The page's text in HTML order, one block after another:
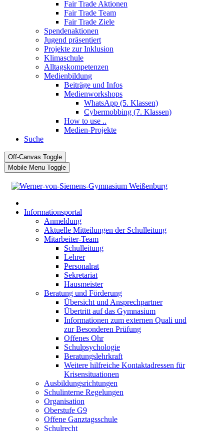
Fair Trade Aktionen
Fair Trade Team
Fair Trade Ziele
Spendenaktionen
Jugend präsentiert
Projekte zur Inklusion
Klimaschule
Alltagskompetenzen
Medienbildung
Beiträge und Infos
Medienworkshops
WhatsApp (5. Klassen)
Cybermobbing (7. Klassen)
How to use ..
Medien-Projekte
Suche
Off-Canvas Toggle
Mobile Menu Toggle
Informationsportal
Anmeldung
Aktuelle Mitteilungen der Schulleitung
Mitarbeiter-Team
Schulleitung
Lehrer
Personalrat
Sekretariat
Hausmeister
Beratung und Förderung
Übersicht und Ansprechpartner
Übertritt auf das Gymnasium
Informationen zum externen Quali und
zur Besonderen Prüfung
Offenes Ohr
Schulpsychologie
Beratungslehrkraft
Weitere hilfreiche Kontaktadressen für
Krisensituationen
Ausbildungsrichtungen
Schulinterne Regelungen
Organisation
Oberstufe G9
Offene Ganztagsschule
Schulrecht